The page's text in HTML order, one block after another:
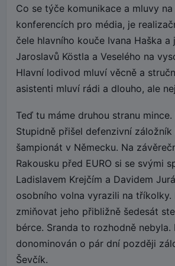
Co se týče komunikace a mluvy
konferencích pro média, je
čele hlavního kouče Ivana Haška a
Jaroslavů Köstla a Veselého na
Hlavní lodivod mluví věcně a
asistenti mluví rádi a dlouho, ale
Teď tu máme druhou stranu mince.
Stupidně přišel defenzivní záložník
šampionát v Německu. Na
Rakousku před EURO si se svými
Ladislavem Krejčím a Davidem
osobního volna vyrazili na tříkolky.
zmiňovat jeho přibližně šedesát
bérce. Sranda to rozhodně nebyla.
donominován o pár dní později
Ševčík.